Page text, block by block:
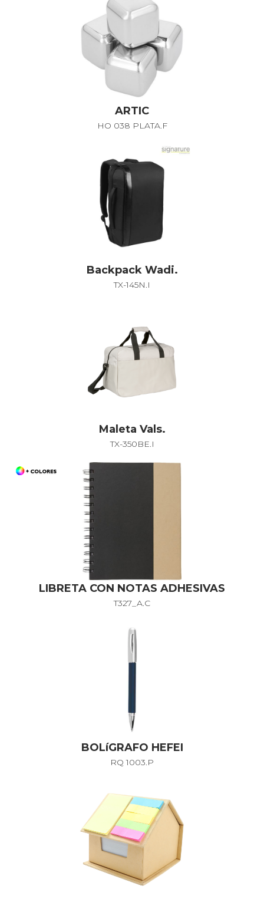
ARTIC
HO 038 PLATA.F
Backpack Wadi.
TX-145N.I
Maleta Vals.
TX-350BE.I
LIBRETA CON NOTAS ADHESIVAS
T327_A.C
BOLíGRAFO HEFEI
RQ 1003.P